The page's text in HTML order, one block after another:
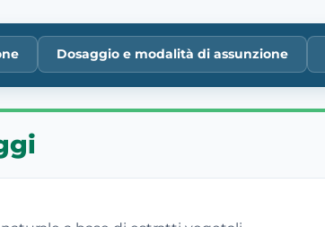
Dosaggio e modalità di assunzione